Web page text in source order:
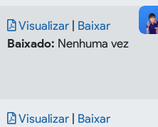
Visualizar
Baixar
Baixado: Nenhuma vez
Visualizar
Baixar